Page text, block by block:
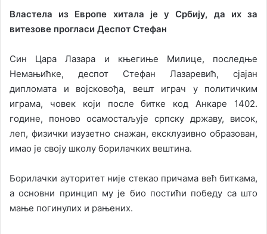
n
X
n
a
i
l
Властела из Европе хитала је у Србију, да их за
витезове прогласи Деспот Стефан
Син Цара Лазара и књегиње Милице, последње
Немањићке, деспот Стефан Лазаревић, сјајан
дипломата и војсковођа, вешт играч у политичким
играма, човек који после битке код Анкаре 1402.
године, поново осамостаљује српску државу, висок,
леп, физички изузетно снажан, ексклузивно образован,
имао је своју школу борилачких вештина.
Борилачки ауторитет није стекао причама већ биткама,
а основни принцип му је био постићи победу са што
мање погинулих и рањених.